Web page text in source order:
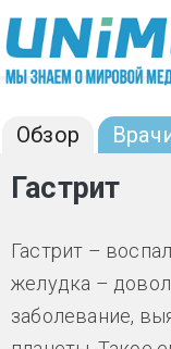
Перейти к
Гастрит:
Обзор
Гастрит
Гастрит –
желудка –
заболевание,